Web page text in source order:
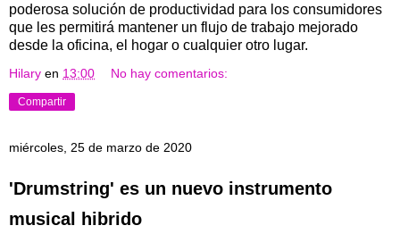
poderosa solución de productividad para los consumidores
que les permitirá mantener un flujo de trabajo mejorado
desde la oficina, el hogar o cualquier otro lugar.
Hilary en 13:00 No hay comentarios:
Compartir
miércoles, 25 de marzo de 2020
'Drumstring' es un nuevo instrumento
musical hibrido